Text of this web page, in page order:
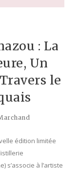
: La
Un
le
édition limitée
s’associe à l’artiste